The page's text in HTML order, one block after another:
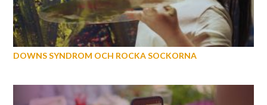
DOWNS SYNDROM OCH ROCKA SOCKORNA